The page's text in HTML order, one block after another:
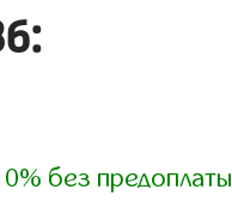
без предоплаты